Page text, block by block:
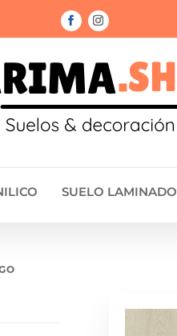
SUELO LAMINADO